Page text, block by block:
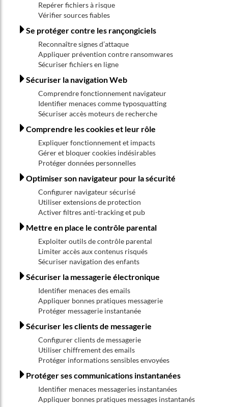
Repérer fichiers à risque
Vérifier sources fiables
Se protéger contre les rançongiciels
Reconnaître signes d’attaque
Appliquer prévention contre ransomwares
Sécuriser fichiers en ligne
Sécuriser la navigation Web
Comprendre fonctionnement navigateur
Identifier menaces comme typosquatting
Sécuriser accès moteurs de recherche
Comprendre les cookies et leur rôle
Expliquer fonctionnement et impacts
Gérer et bloquer cookies indésirables
Protéger données personnelles
Optimiser son navigateur pour la sécurité
Configurer navigateur sécurisé
Utiliser extensions de protection
Activer filtres anti-tracking et pub
Mettre en place le contrôle parental
Exploiter outils de contrôle parental
Limiter accès aux contenus risqués
Sécuriser navigation des enfants
Sécuriser la messagerie électronique
Identifier menaces des emails
Appliquer bonnes pratiques messagerie
Protéger messagerie instantanée
Sécuriser les clients de messagerie
Configurer clients de messagerie
Utiliser chiffrement des emails
Protéger informations sensibles envoyées
Protéger ses communications instantanées
Identifier menaces messageries instantanées
Appliquer bonnes pratiques messages instantanés